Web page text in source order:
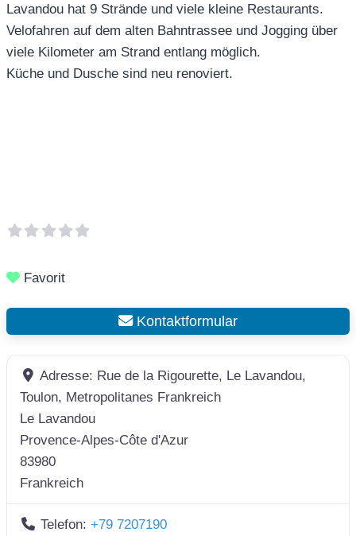
Lavandou hat 9 Strände und viele kleine Restaurants.
Velofahren auf dem alten Bahntrassee und Jogging über
viele Kilometer am Strand entlang möglich.
Küche und Dusche sind neu renoviert.
Favorit
Kontaktformular
Adresse: Rue de la Rigourette, Le Lavandou,
Toulon, Metropolitanes Frankreich
Le Lavandou
Provence-Alpes-Côte d'Azur
83980
Frankreich
Telefon:+79 7207190